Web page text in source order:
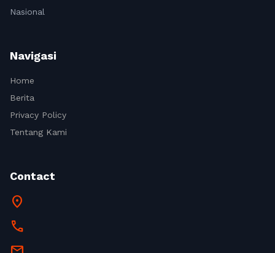
Nasional
Navigasi
Home
Berita
Privacy Policy
Tentang Kami
Contact
location_on
call